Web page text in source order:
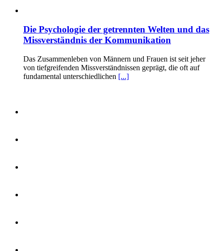
Die Psychologie der getrennten Welten und das
Missverständnis der Kommunikation
Das Zusammenleben von Männern und Frauen ist seit jeher
von tiefgreifenden Missverständnissen geprägt, die oft auf
fundamental unterschiedlichen [...]